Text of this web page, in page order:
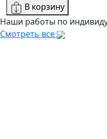
В корзину
Наши работы по
Смотреть все